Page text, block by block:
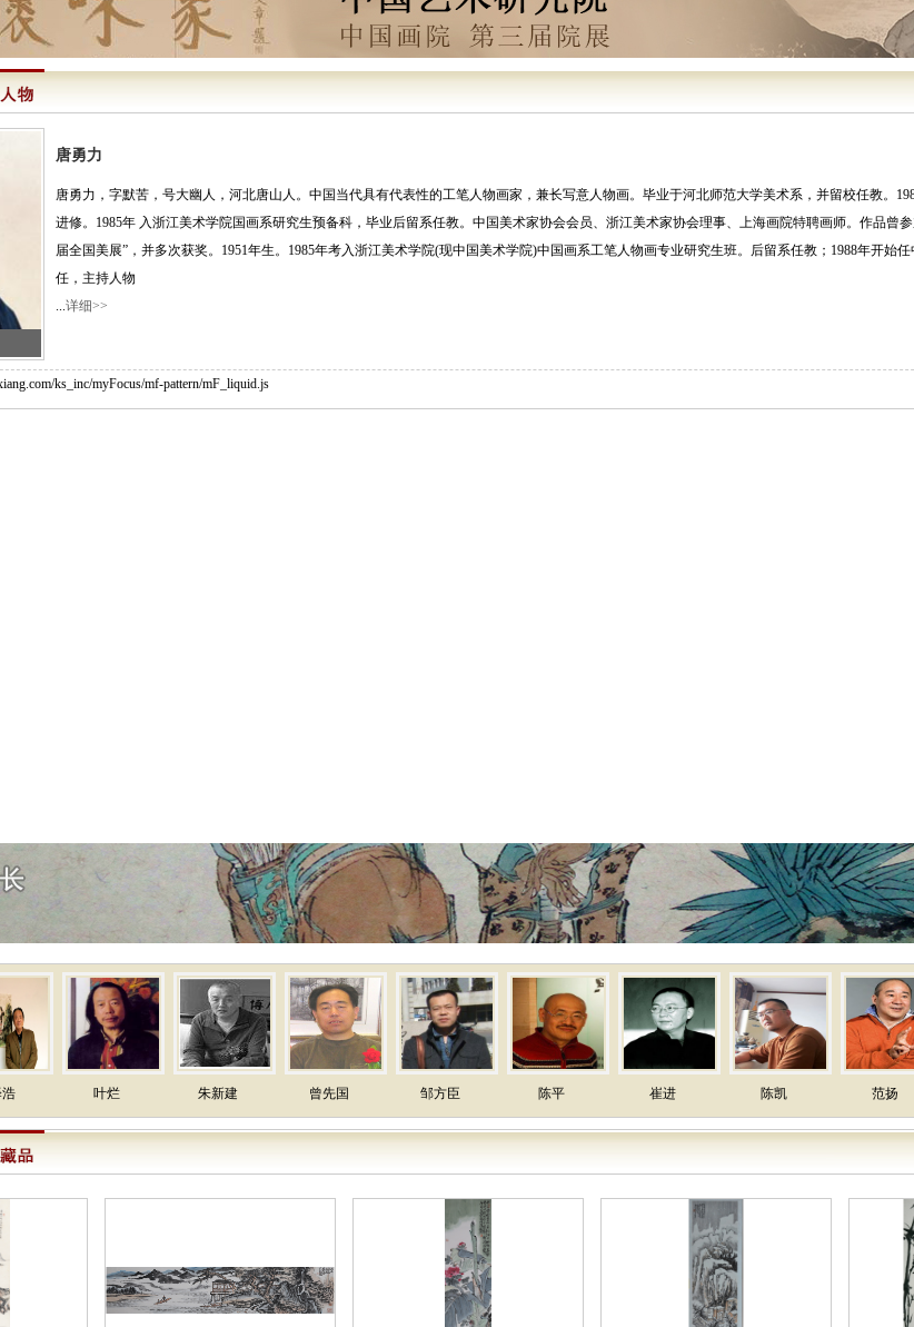
福地呈祥
夕阳连雨足，空翠落庭
花鸟
花鸟
花鸟
唐勇力
唐勇力，字默苦，号大幽人，河北唐山人。中国当代具有代表性的工笔人物画家，兼长写意人物画。毕业于河北师范大学美术系，并留校任教。
进修。1985年 入浙江美术学院国画系研究生预备科，毕业后留系任教。中国美术家协会会员、浙江美术家协会理事、上海画院特聘画师。作品曾
届全国美展”，并多次获奖。1951年生。1985年考入浙江美术学院(现中国美术学院)中国画系工笔人物画专业研究生班。后留系任教；1988年开始
任，主持人物
...详细>>
ks_inc/myFocus/mf-pattern/mF_liquid.js
烂 朱新建 曾先国 邹方臣 陈平 崔进 陈凯 范扬 范杰